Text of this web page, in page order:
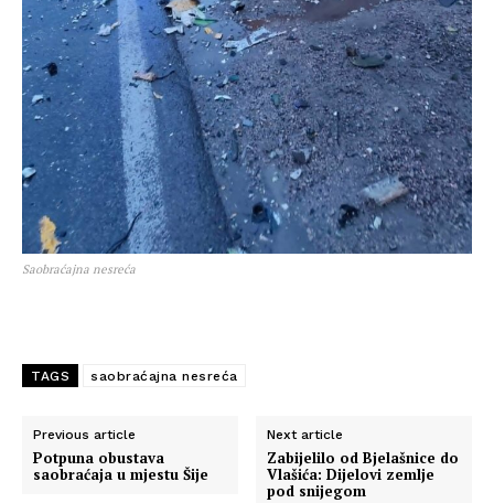
Saobraćajna nesreća
TAGS saobraćajna nesreća
Previous article
Potpuna obustava
saobraćaja u mjestu Šije
Next article
Zabijelilo od Bjelašnice do
Vlašića: Dijelovi zemlje
pod snijegom